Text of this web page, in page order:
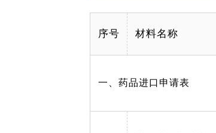
序号 材料名称
一、药品进口申请表